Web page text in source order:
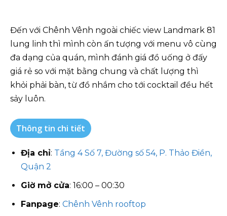
Đến với Chênh Vênh ngoài chiếc view Landmark 81
lung linh thì mình còn ấn tượng với menu vô cùng
đa dạng của quán, mình đánh giá đồ uống ở đấy
giá rẻ so với mặt bằng chung và chất lượng thì
khỏi phải bàn, từ đồ nhắm cho tới cocktail đều hết
sảy luôn.
Thông tin chi tiết
Địa chỉ: Tầng 4 Số 7, Đường số 54, P. Thảo Điền,
Quận 2
Giờ mở cửa: 16:00 – 00:30
Fanpage: Chênh Vênh rooftop